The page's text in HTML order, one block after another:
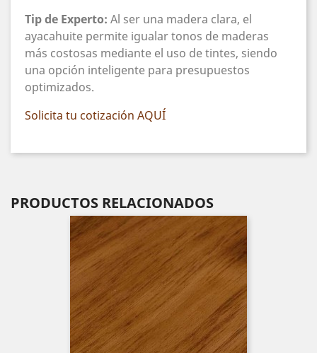
Tip de Experto: Al ser una madera clara, el
ayacahuite permite igualar tonos de maderas
más costosas mediante el uso de tintes, siendo
una opción inteligente para presupuestos
optimizados.
Solicita tu cotización AQUÍ
PRODUCTOS RELACIONADOS